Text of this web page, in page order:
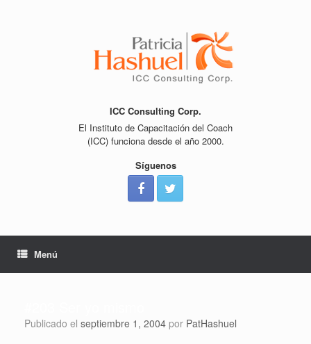
ICC Consulting Corp.
El Instituto de Capacitación del Coach
(ICC) funciona desde el año 2000.
Síguenos
Menú
Publicado el septiembre 1, 2004 por PatHashuel